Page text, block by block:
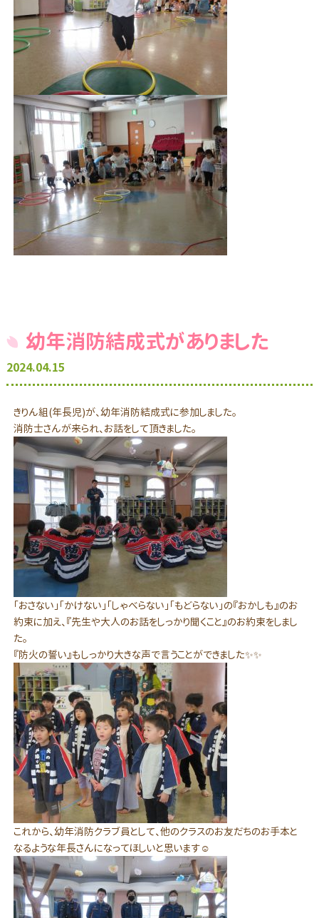
幼年消防結成式がありました
2024.04.15
きりん組(年長児)が、幼年消防結成式に参加しました。
消防士さんが来られ、お話をして頂きました。
「おさない」「かけない」「しゃべらない」「もどらない」の『おかしも』のお
約束に加え、『先生や大人のお話をしっかり聞くこと』のお約束をしまし
た。
『防火の誓い』もしっかり大きな声で言うことができました✨✨
これから、幼年消防クラブ員として、他のクラスのお友だちのお手本と
なるような年長さんになってほしいと思います☺